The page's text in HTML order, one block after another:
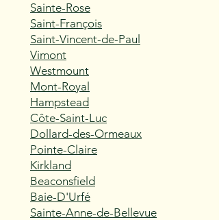
Sainte-Rose
Saint-François
Saint-Vincent-de-Paul
Vimont
Westmount
Mont-Royal
Hampstead
Côte-Saint-Luc
Dollard-des-Ormeaux
Pointe-Claire
Kirkland
Beaconsfield
Baie-D'Urfé
Sainte-Anne-de-Bellevue